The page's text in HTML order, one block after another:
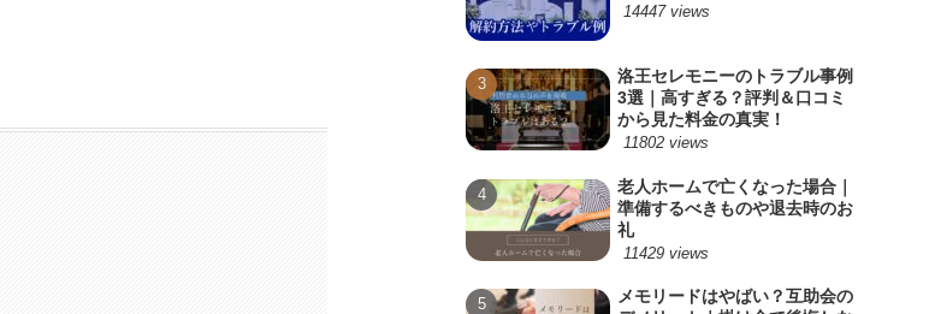
14447 views
洛王セレモニーのトラブル事例
3選｜高すぎる？評判＆口コミ
から見た料金の真実！
11802 views
老人ホームで亡くなった場合｜
準備するべきものや退去時のお
礼
11429 views
メモリードはやばい？互助会の